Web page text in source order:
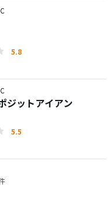
5.8
ジットアイアン
5.5